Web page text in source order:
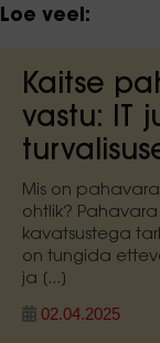
Loe veel:
Kaitse
vastu: IT
Mis on
ohtlik?
kavatsustega
on tungida
ja [...]
02.04.2025